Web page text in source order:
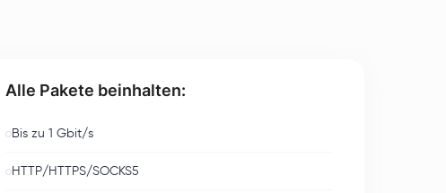
Alle Pakete beinhalten:
Bis zu 1 Gbit/s
HTTP/HTTPS/SOCKS5